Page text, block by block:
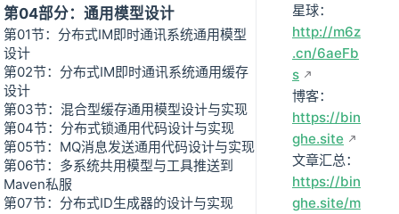
第04部分：通用模型设计
第01节：分布式IM即时通讯系统通用模型
设计
第02节：分布式IM即时通讯系统通用缓存
设计
第03节：混合型缓存通用模型设计与实现
第04节：分布式锁通用代码设计与实现
第05节：MQ消息发送通用代码设计与实现
第06节：多系统共用模型与工具推送到
Maven私服
第07节：分布式ID生成器的设计与实现
星球：
http://m6z
.cn/6aeFb
s
博客：
https://bin
ghe.site
文章汇总：
https://bin
ghe.site/m